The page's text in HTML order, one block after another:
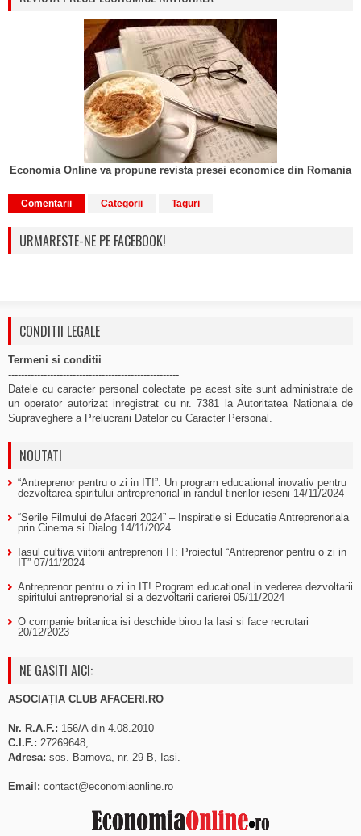
Economia Online va propune revista presei economice din Romania
Comentarii Categorii Taguri
URMARESTE-NE PE FACEBOOK!
CONDITII LEGALE
Termeni si conditii
-----------------------------------------------------
Datele cu caracter personal colectate pe acest site sunt administrate de
un operator autorizat inregistrat cu nr. 7381 la Autoritatea Nationala de
Supraveghere a Prelucrarii Datelor cu Caracter Personal.
NOUTATI
“Antreprenor pentru o zi in IT!”: Un program educational inovativ pentru
dezvoltarea spiritului antreprenorial in randul tinerilor ieseni 14/11/2024
“Serile Filmului de Afaceri 2024” – Inspiratie si Educatie Antreprenoriala
prin Cinema si Dialog 14/11/2024
Iasul cultiva viitorii antreprenori IT: Proiectul “Antreprenor pentru o zi in
IT” 07/11/2024
Antreprenor pentru o zi in IT! Program educational in vederea dezvoltarii
spiritului antreprenorial si a dezvoltarii carierei 05/11/2024
O companie britanica isi deschide birou la Iasi si face recrutari
20/12/2023
NE GASITI AICI:
ASOCIAȚIA CLUB AFACERI.RO
Nr. R.A.F.: 156/A din 4.08.2010
C.I.F.: 27269648;
Adresa: sos. Barnova, nr. 29 B, Iasi.
Email: contact@economiaonline.ro